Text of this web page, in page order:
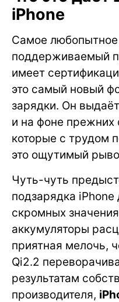
iPhone
Самое
поддерживаемый
имеет
это самый новый
зарядки. Он выдаёт
и на фоне прежних
которые с трудом
это ощутимый
Чуть-чуть
подзарядка iPhone
скромных
аккумуляторы
приятная мелочь,
Qi2.2
результатам
производителя,